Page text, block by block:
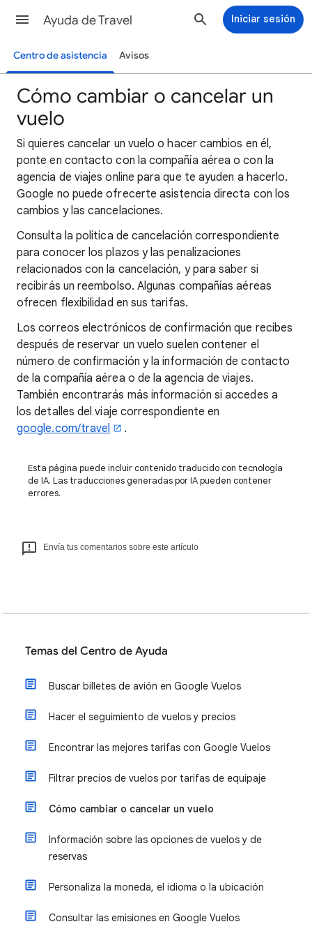
Ayuda de Travel Iniciar sesión
Centro de asistencia Avisos
Cómo cambiar o cancelar un
vuelo
Si quieres cancelar un vuelo o hacer cambios en él,
ponte en contacto con la compañía aérea o con la
agencia de viajes online para que te ayuden a hacerlo.
Google no puede ofrecerte asistencia directa con los
cambios y las cancelaciones.
Consulta la política de cancelación correspondiente
para conocer los plazos y las penalizaciones
relacionados con la cancelación, y para saber si
recibirás un reembolso. Algunas compañías aéreas
ofrecen flexibilidad en sus tarifas.
Los correos electrónicos de confirmación que recibes
después de reservar un vuelo suelen contener el
número de confirmación y la información de contacto
de la compañía aérea o de la agencia de viajes.
También encontrarás más información si accedes a
los detalles del viaje correspondiente en
google.com/travel
.
Esta página puede incluir contenido traducido con tecnología
de IA. Las traducciones generadas por IA pueden contener
errores.
Envía tus comentarios sobre este artículo
Temas del Centro de Ayuda
Buscar billetes de avión en Google Vuelos
Hacer el seguimiento de vuelos y precios
Encontrar las mejores tarifas con Google Vuelos
Filtrar precios de vuelos por tarifas de equipaje
Cómo cambiar o cancelar un vuelo
Información sobre las opciones de vuelos y de
reservas
Personaliza la moneda, el idioma o la ubicación
Consultar las emisiones en Google Vuelos